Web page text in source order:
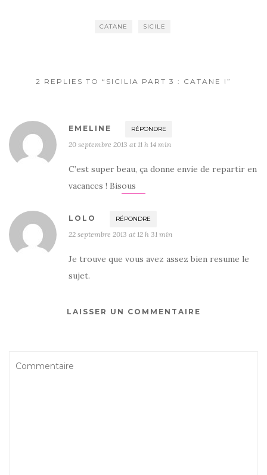
CATANE SICILE
2 REPLIES TO “SICILIA PART 3 : CATANE !”
EMELINE RÉPONDRE
20 septembre 2013 at 11 h 14 min
C’est super beau, ça donne envie de repartir en
vacances ! Bisous
LOLO RÉPONDRE
22 septembre 2013 at 12 h 31 min
Je trouve que vous avez assez bien resume le
sujet.
LAISSER UN COMMENTAIRE